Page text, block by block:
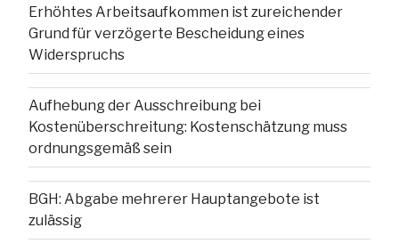
Erhöhtes Arbeitsaufkommen ist zureichender
Grund für verzögerte Bescheidung eines
Widerspruchs
Aufhebung der Ausschreibung bei
Kostenüberschreitung: Kostenschätzung muss
ordnungsgemäß sein
BGH: Abgabe mehrerer Hauptangebote ist
zulässig